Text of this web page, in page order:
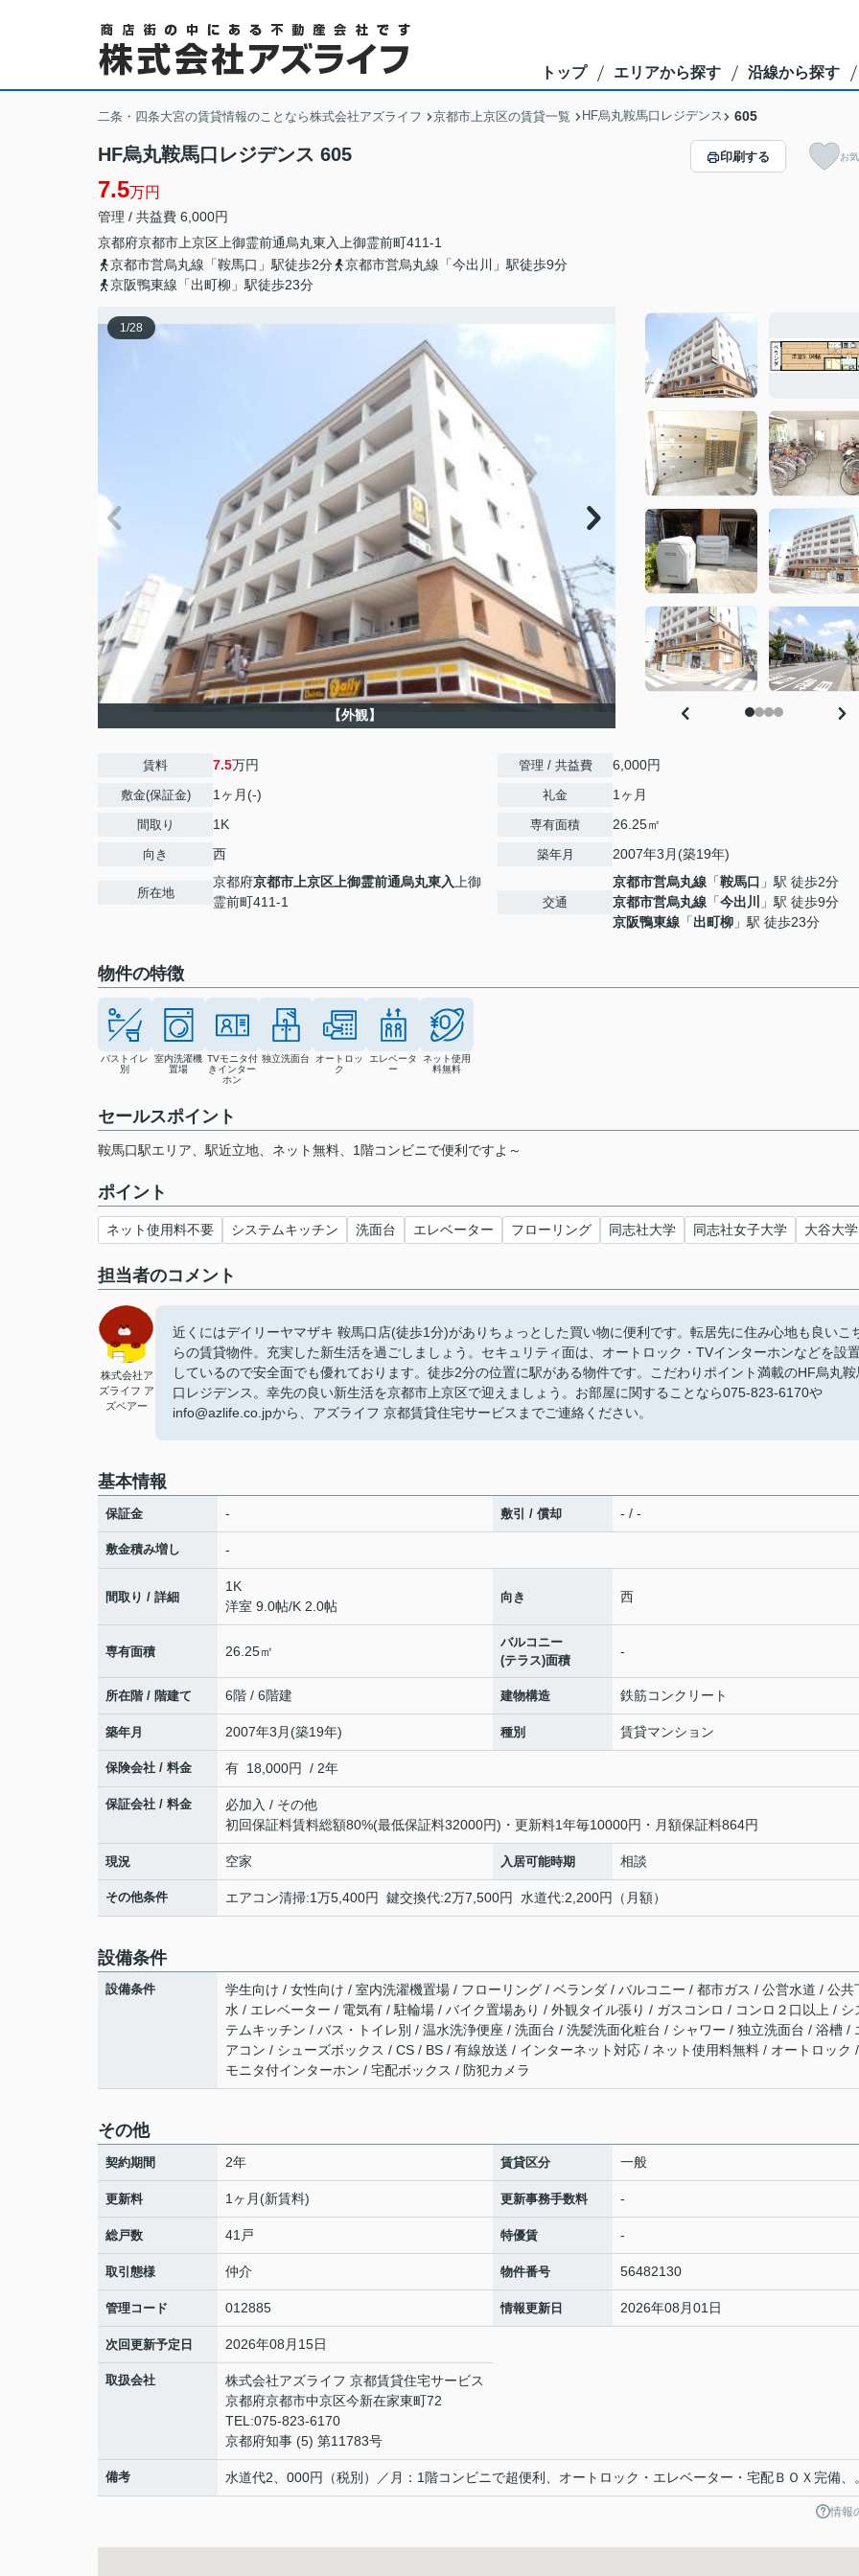
トップ エリアから探す 沿線から探す
二条・四条大宮の賃貸情報のことなら株式会社アズライフ 京都市上京区の賃貸一覧 HF烏丸鞍馬口レジデンス 605
HF烏丸鞍馬口レジデンス 605
7.5万円
管理 / 共益費 6,000円
京都府京都市上京区 上御霊前通烏丸東入
上御霊前町411-1
京都市営烏丸線「鞍馬口」駅徒歩2分
京都市営烏丸線「今出川」駅徒歩9分
京阪鴨東線「出町柳」駅徒歩23分
印刷する お
1/28
【外観】
賃料 7.5万円
敷金(保証金) 1ヶ月(-)
間取り 1K
向き 西
所在地
京都府京都市上京区 上御霊前通烏丸東入 上御
霊前町411-1
管理 / 共益費 6,000円
礼金 1ヶ月
専有面積 26.25㎡
築年月 2007年3月(築19年)
交通
京都市営烏丸線 「鞍馬口 」駅 徒歩2分
京都市営烏丸線 「今出川
」駅 徒歩9分
京阪鴨東線 「出町柳 」駅 徒歩23分
物件の特徴
バストイレ
別
室内洗濯機
置場
TVモニタ付
きインター
ホン
独立洗面台
オートロッ
ク
エレベータ
ー
ネット使用
料無料
セールスポイント
鞍馬口駅エリア、駅近立地、ネット無料、1階コンビニで便利ですよ～
ポイント
ネット使用料不要 システムキッチン 洗面台 エレベーター フローリング 同志社大学 同志社女子大学 大谷大学
担当者のコメント
株式会社ア
ズライフ ア
ズベアー
近くにはデイリーヤマザキ 鞍馬口店(徒歩1分)がありちょっとした買い物に便利です。転居先に住み心地も良いこ
らの賃貸物件。充実した新生活を過ごしましょう。セキュリティ面は、オートロック・TVインターホンなどを設
しているので安全面でも優れております。徒歩2分の位置に駅がある物件です。こだわりポイント満載のHF烏丸鞍
口レジデンス。幸先の良い新生活を京都市上京区で迎えましょう。お部屋に関することなら075-823-6170や
info@azlife.co.jpから、アズライフ 京都賃貸住宅サービスまでご連絡ください。
基本情報
保証金 - 敷引 / 償却 - / -
敷金積み増し -
間取り / 詳細
1K
洋室 9.0帖/K 2.0帖
向き 西
専有面積 26.25㎡
バルコニー
(テラス)面積
-
所在階 / 階建て 6階 / 6階建 建物構造 鉄筋コンクリート
築年月 2007年3月(築19年) 種別 賃貸マンション
保険会社 / 料金 有 18,000円 / 2年
保証会社 / 料金
必加入 / その他
初回保証料賃料総額80%(最低保証料32000円)・更新料1年毎10000円・月額保証料864円
現況 空家 入居可能時期 相談
その他条件 エアコン清掃:1万5,400円 鍵交換代:2万7,500円 水道代:2,200円（月額）
設備条件
設備条件
学生向け / 女性向け / 室内洗濯機置場 / フローリング / ベランダ / バルコニー / 都市ガス / 公営水道 / 公共
水 / エレベーター / 電気有 / 駐輪場 / バイク置場あり / 外観タイル張り / ガスコンロ / コンロ２口以上 / シ
テムキッチン / バス・トイレ別 / 温水洗浄便座 / 洗面台 / 洗髪洗面化粧台 / シャワー / 独立洗面台 / 浴槽 /
アコン / シューズボックス / CS / BS / 有線放送 / インターネット対応 / ネット使用料無料 / オートロック
モニタ付インターホン / 宅配ボックス / 防犯カメラ
その他
契約期間 2年 賃貸区分 一般
更新料 1ヶ月(新賃料) 更新事務手数料 -
総戸数 41戸 特優賃 -
取引態様 仲介 物件番号 56482130
管理コード 012885 情報更新日 2026年08月01日
次回更新予定日 2026年08月15日
取扱会社
株式会社アズライフ 京都賃貸住宅サービス
京都府京都市中京区今新在家東町72
TEL:075-823-6170
京都府知事 (5) 第11783号
備考 水道代2、000円（税別）／月：1階コンビニで超便利、オートロック・エレベーター・宅配ＢＯＸ完備、。
情報